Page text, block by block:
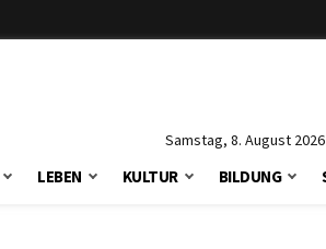
Samstag, 8. August 2026
LEBEN KULTUR BILDUNG